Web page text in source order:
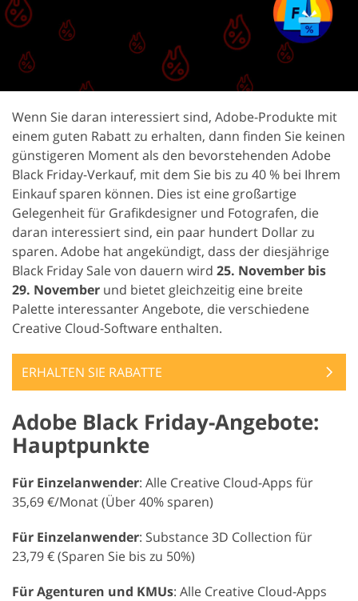
Wenn Sie daran interessiert sind, Adobe-Produkte mit
einem guten Rabatt zu erhalten, dann finden Sie keinen
günstigeren Moment als den bevorstehenden Adobe
Black Friday-Verkauf, mit dem Sie bis zu 40 % bei Ihrem
Einkauf sparen können. Dies ist eine großartige
Gelegenheit für Grafikdesigner und Fotografen, die
daran interessiert sind, ein paar hundert Dollar zu
sparen. Adobe hat angekündigt, dass der diesjährige
Black Friday Sale von dauern wird 25. November bis
29. November und bietet gleichzeitig eine breite
Palette interessanter Angebote, die verschiedene
Creative Cloud-Software enthalten.
ERHALTEN SIE RABATTE
Adobe Black Friday-Angebote:
Hauptpunkte
Für Einzelanwender: Alle Creative Cloud-Apps für
35,69 €/Monat (Über 40% sparen)
Für Einzelanwender: Substance 3D Collection für
23,79 € (Sparen Sie bis zu 50%)
Für Agenturen und KMUs: Alle Creative Cloud-Apps